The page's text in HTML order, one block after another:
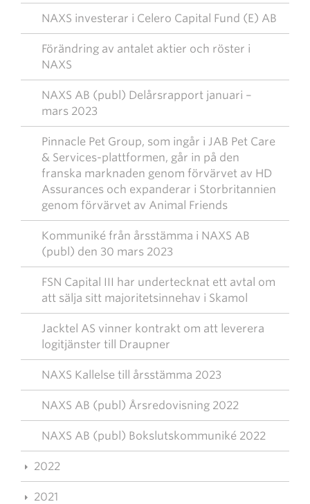
NAXS investerar i Celero Capital Fund (E) AB
Förändring av antalet aktier och röster i
NAXS
NAXS AB (publ) Delårsrapport januari –
mars 2023
Pinnacle Pet Group, som ingår i JAB Pet Care
& Services-plattformen, går in på den
franska marknaden genom förvärvet av HD
Assurances och expanderar i Storbritannien
genom förvärvet av Animal Friends
Kommuniké från årsstämma i NAXS AB
(publ) den 30 mars 2023
FSN Capital III har undertecknat ett avtal om
att sälja sitt majoritetsinnehav i Skamol
Jacktel AS vinner kontrakt om att leverera
logitjänster till Draupner
NAXS Kallelse till årsstämma 2023
NAXS AB (publ) Årsredovisning 2022
NAXS AB (publ) Bokslutskommuniké 2022
2022
2021